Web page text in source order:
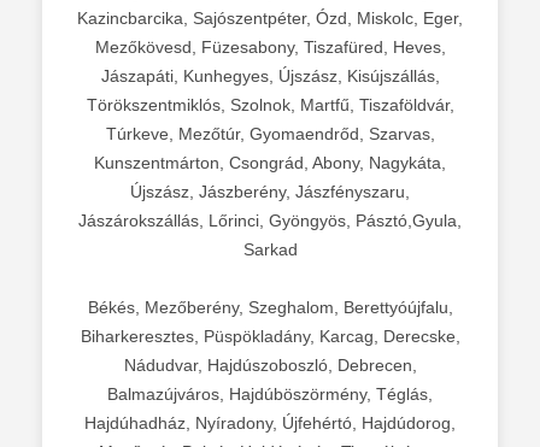
Kazincbarcika, Sajószentpéter, Ózd, Miskolc, Eger,
Mezőkövesd, Füzesabony, Tiszafüred, Heves,
Jászapáti, Kunhegyes, Újszász, Kisújszállás,
Törökszentmiklós, Szolnok, Martfű, Tiszaföldvár,
Túrkeve, Mezőtúr, Gyomaendrőd, Szarvas,
Kunszentmárton, Csongrád, Abony, Nagykáta,
Újszász, Jászberény, Jászfényszaru,
Jászárokszállás, Lőrinci, Gyöngyös, Pásztó,Gyula,
Sarkad
Békés, Mezőberény, Szeghalom, Berettyóújfalu,
Biharkeresztes, Püspökladány, Karcag, Derecske,
Nádudvar, Hajdúszoboszló, Debrecen,
Balmazújváros, Hajdúböszörmény, Téglás,
Hajdúhadház, Nyíradony, Újfehértó, Hajdúdorog,